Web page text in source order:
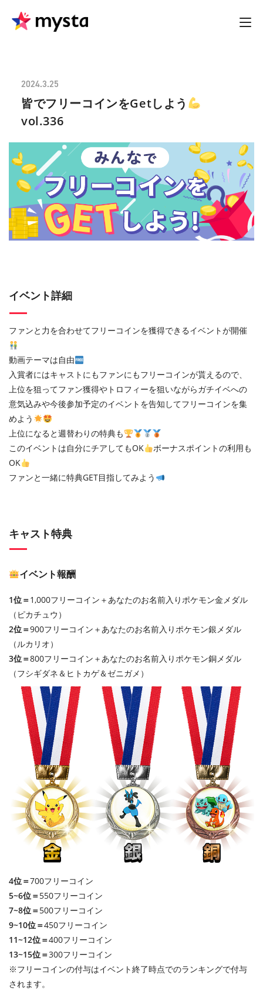
2024.3.25
皆でフリーコインをGetしよう
vol.336
イベント詳細
ファンと力を合わせてフリーコインを獲得できるイベントが開催
動画テーマは自由
入賞者にはキャストにもファンにもフリーコインが貰えるので、
上位を狙ってファン獲得やトロフィーを狙いながらガチイベへの
意気込みや今後参加予定のイベントを告知してフリーコインを集
めよう
上位になると週替わりの特典も
このイベントは自分にチアしてもOK
ボーナスポイントの利用も
OK
ファンと一緒に特典GET目指してみよう
キャスト特典
イベント報酬
1位＝1,000フリーコイン＋あなたのお名前入りポケモン金メダル
（ピカチュウ）
2位＝900フリーコイン＋あなたのお名前入りポケモン銀メダル
（ルカリオ）
3位＝800フリーコイン＋あなたのお名前入りポケモン銅メダル
（フシギダネ＆ヒトカゲ＆ゼニガメ）
4位＝700フリーコイン
5~6位＝550フリーコイン
7~8位＝500フリーコイン
9~10位＝450フリーコイン
11~12位＝400フリーコイン
13~15位＝300フリーコイン
※フリーコインの付与はイベント終了時点でのランキングで付与
されます。